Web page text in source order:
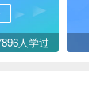
人学过